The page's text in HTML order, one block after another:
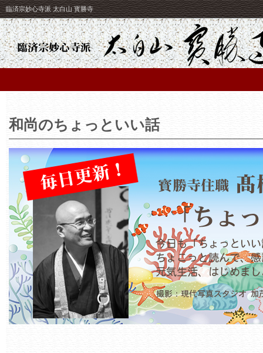
臨済宗妙心寺派 太白山 寳勝寺
和尚のちょっといい話